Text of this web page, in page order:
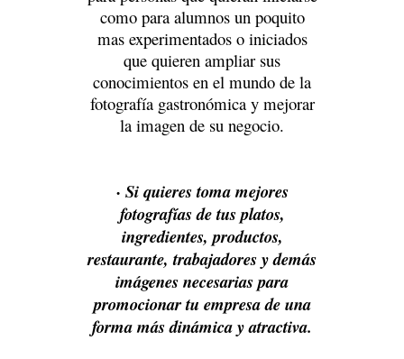
como para alumnos un poquito
mas experimentados o iniciados
que quieren ampliar sus
conocimientos en el mundo de la
fotografía gastronómica y mejorar
la imagen de su negocio.
· Si quieres toma mejores
fotografías de tus platos,
ingredientes, productos,
restaurante, trabajadores y demás
imágenes necesarias para
promocionar tu empresa de una
forma más dinámica y atractiva.